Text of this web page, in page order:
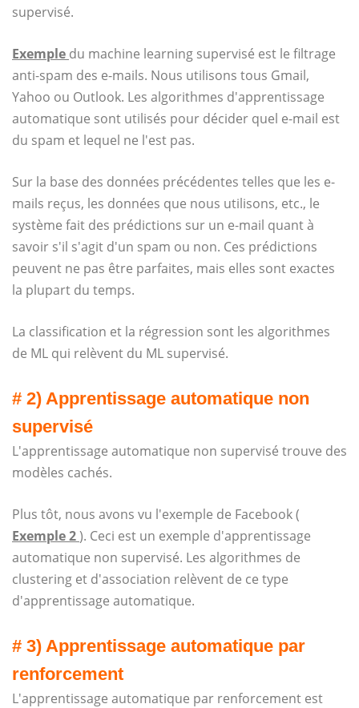
supervisé.
Exemple du machine learning supervisé est le filtrage
anti-spam des e-mails. Nous utilisons tous Gmail,
Yahoo ou Outlook. Les algorithmes d'apprentissage
automatique sont utilisés pour décider quel e-mail est
du spam et lequel ne l'est pas.
Sur la base des données précédentes telles que les e-
mails reçus, les données que nous utilisons, etc., le
système fait des prédictions sur un e-mail quant à
savoir s'il s'agit d'un spam ou non. Ces prédictions
peuvent ne pas être parfaites, mais elles sont exactes
la plupart du temps.
La classification et la régression sont les algorithmes
de ML qui relèvent du ML supervisé.
# 2) Apprentissage automatique non
supervisé
L'apprentissage automatique non supervisé trouve des
modèles cachés.
Plus tôt, nous avons vu l'exemple de Facebook (
Exemple 2). Ceci est un exemple d'apprentissage
automatique non supervisé. Les algorithmes de
clustering et d'association relèvent de ce type
d'apprentissage automatique.
# 3) Apprentissage automatique par
renforcement
L'apprentissage automatique par renforcement est